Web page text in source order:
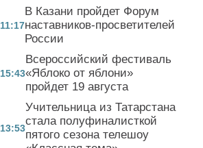
11:17
В Казани пройдет Форум
наставников-просветителей
России
15:43
Всероссийский фестиваль
«Яблоко от яблони»
пройдет 19 августа
13:53
Учительница из Татарстана
стала полуфиналисткой
пятого сезона телешоу